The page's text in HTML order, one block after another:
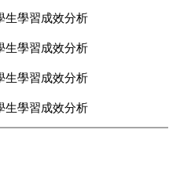
生學習成效分析
生學習成效分析
生學習成效分析
生學習成效分析